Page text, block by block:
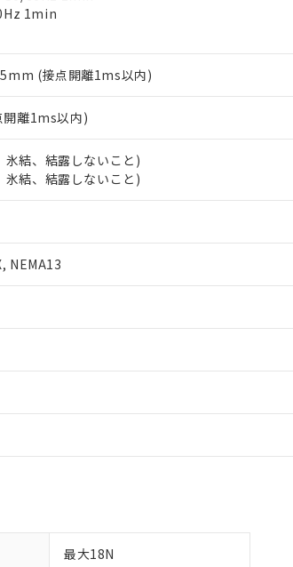
1min
(接点開離1ms以内)
開離1ms以内)
結、結露しないこと)
結、結露しないこと)
NEMA13
最大18N
す。
ビスに関するお客様との取引・商談に必要な範
とは、
"個人情報の共同利用に関して"
ロード
ンロードすることができます。
非含有証明書
社基準）
酸エステル類４物質の対応では、対応完了まで
対応日を記載しておりました。
庫切替を完了していることから、特段のこと
販売部門へお問い合わせください。
合意する キャ
また在庫状況の情報を公開していない機種